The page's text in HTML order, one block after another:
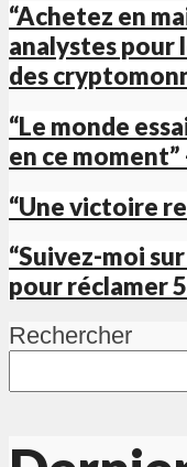
“Achetez en
analystes pour
des
“Le monde
en ce
“Une victoire
“Suivez-moi
pour réclamer
Rechercher